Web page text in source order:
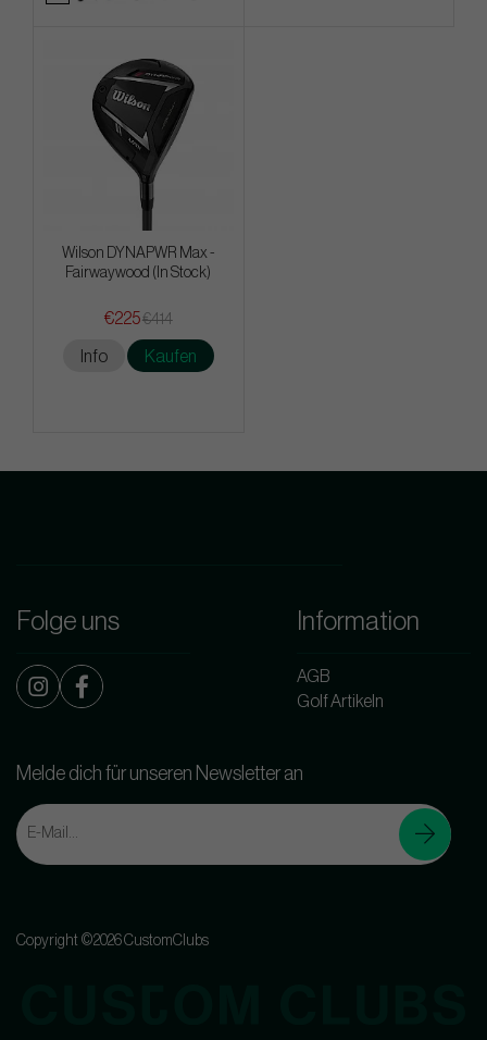
Wilson DYNAPWR Max -
Fairwaywood (In Stock)
€225€414
Info Kaufen
Folge uns Information
AGB
Golf Artikeln
Melde dich für unseren Newsletter an
Copyright ©2026 CustomClubs